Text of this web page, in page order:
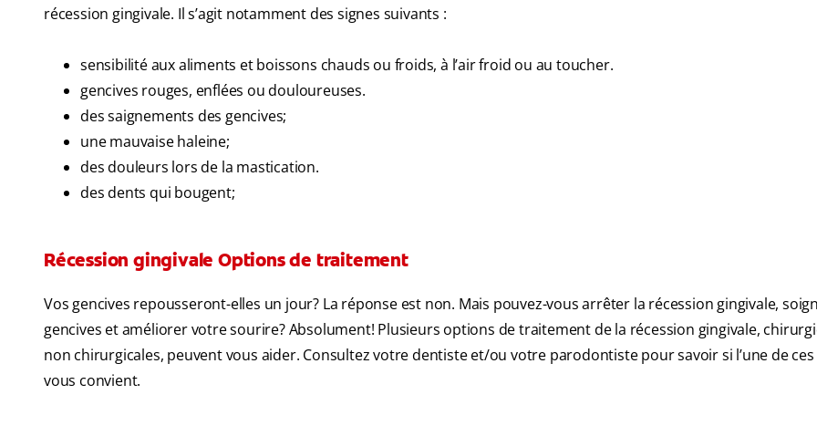
récession gingivale. Il s’agit notamment des signes suivants :
sensibilité aux aliments et boissons chauds ou froids, à l’air froid ou au toucher.
gencives rouges, enflées ou douloureuses.
des saignements des gencives;
une mauvaise haleine;
des douleurs lors de la mastication.
des dents qui bougent;
Récession gingivale Options de traitement
Vos gencives repousseront-elles un jour? La réponse est non. Mais pouvez-vous arrêter la récession gingivale,
gencives et améliorer votre sourire? Absolument! Plusieurs options de traitement de la récession gingivale,
non chirurgicales, peuvent vous aider. Consultez votre dentiste et/ou votre parodontiste pour savoir si l’une de
vous convient.